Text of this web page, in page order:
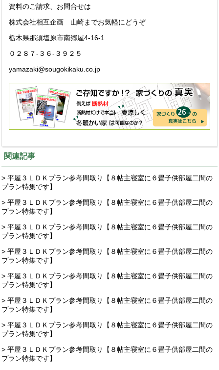
資料のご請求、お問合せは
株式会社相互企画 山崎までお気軽にどうぞ
栃木県那須塩原市南郷屋4-16-1
０２８７-３６-３９２５
yamazaki@sougokikaku.co.jp
関連記事
> 平屋３ＬＤＫプラン参考間取り【８帖主寝室に６畳子供部屋二間の
プラン特集です】
> 平屋３ＬＤＫプラン参考間取り【８帖主寝室に６畳子供部屋二間の
プラン特集です】
> 平屋３ＬＤＫプラン参考間取り【８帖主寝室に６畳子供部屋二間の
プラン特集です】
> 平屋３ＬＤＫプラン参考間取り【８帖主寝室に６畳子供部屋二間の
プラン特集です】
> 平屋３ＬＤＫプラン参考間取り【８帖主寝室に６畳子供部屋二間の
プラン特集です】
> 平屋３ＬＤＫプラン参考間取り【８帖主寝室に６畳子供部屋二間の
プラン特集です】
> 平屋３ＬＤＫプラン参考間取り【８帖主寝室に６畳子供部屋二間の
プラン特集です】
> 平屋３ＬＤＫプラン参考間取り【８帖主寝室に６畳子供部屋二間の
プラン特集です】